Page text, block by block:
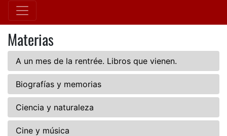
Materias
A un mes de la rentrée. Libros que vienen.
Biografías y memorias
Ciencia y naturaleza
Cine y música